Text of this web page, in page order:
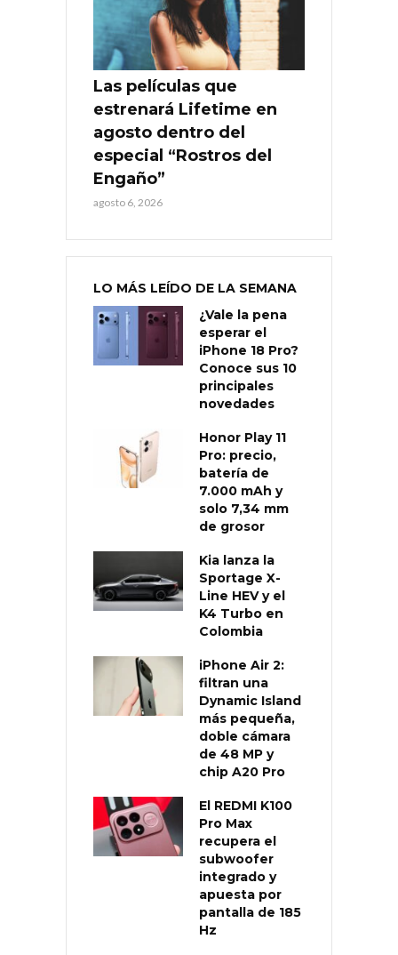
Las películas que
estrenará Lifetime en
agosto dentro del
especial “Rostros del
Engaño”
agosto 6, 2026
LO MÁS LEÍDO DE LA SEMANA
¿Vale la pena
esperar el
iPhone 18 Pro?
Conoce sus 10
principales
novedades
Honor Play 11
Pro: precio,
batería de
7.000 mAh y
solo 7,34 mm
de grosor
Kia lanza la
Sportage X-
Line HEV y el
K4 Turbo en
Colombia
iPhone Air 2:
filtran una
Dynamic Island
más pequeña,
doble cámara
de 48 MP y
chip A20 Pro
El REDMI K100
Pro Max
recupera el
subwoofer
integrado y
apuesta por
pantalla de 185
Hz